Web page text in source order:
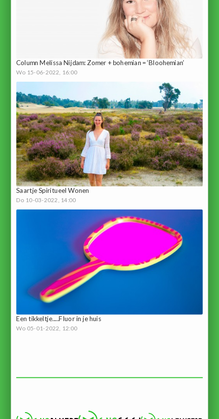
Column Melissa Nijdam: Zomer + bohemian = ‘Bloohemian’
Wo 15-06-2022, 16:00
Saartje Spiritueel Wonen
Do 10-03-2022, 14:00
Een tikkeltje.....Fluor in je huis
Wo 05-01-2022, 12:00